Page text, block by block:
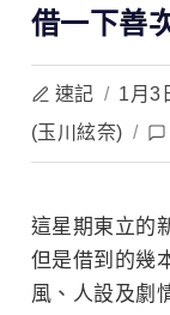
借一下善
速記 / 1月3
(玉川絃奈) /
這星期東立的
但是借到的幾
風、人設及劇